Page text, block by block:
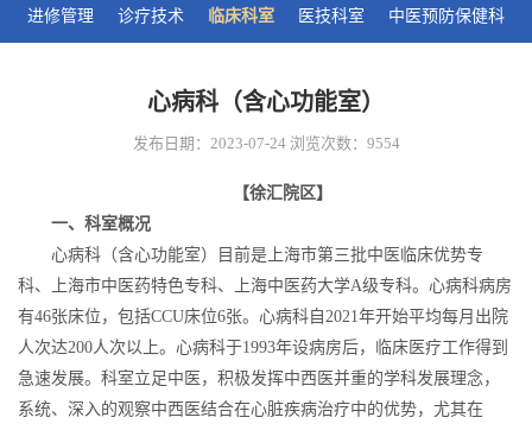
进修管理 诊疗技术 临床科室 医技科室 中医预防保健科
心病科（含心功能室）
发布日期：2023-07-24 浏览次数： 9554
【徐汇院区】
一、科室概况
心病科（含心功能室）目前是上海市第三批中医临床优势专
科、上海市中医药特色专科、上海中医药大学A级专科。心病科病房
有46张床位，包括CCU床位6张。心病科自2021年开始平均每月出院
人次达200人次以上。心病科于1993年设病房后，临床医疗工作得到
急速发展。科室立足中医，积极发挥中西医并重的学科发展理念，
系统、深入的观察中西医结合在心脏疾病治疗中的优势，尤其在